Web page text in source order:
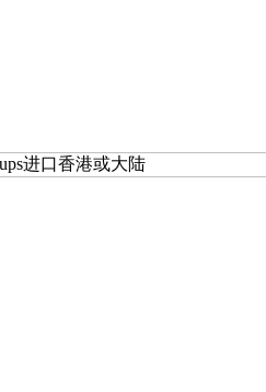
进口香港或大陆